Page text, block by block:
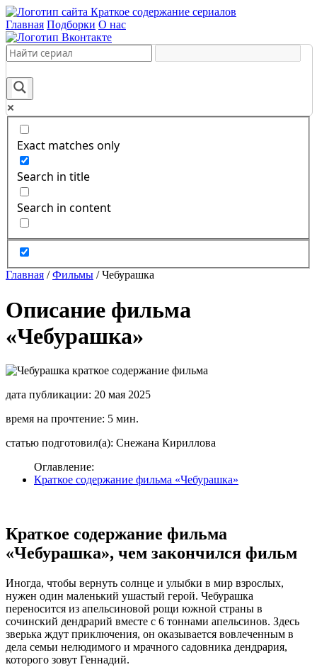
Краткое содержание сериалов
Главная Подборки О нас
Exact matches only
Search in title
Search in content
Главная /Фильмы /Чебурашка
Описание фильма
«Чебурашка»
дата публикации: 20 мая 2025
время на прочтение: 5 мин.
статью подготовил(а): Снежана Кириллова
Оглавление:
Краткое содержание фильма «Чебурашка»
Краткое содержание фильма
«Чебурашка», чем закончился фильм
Иногда, чтобы вернуть солнце и улыбки в мир взрослых,
нужен один маленький ушастый герой. Чебурашка
переносится из апельсиновой рощи южной страны в
сочинский дендрарий вместе с 6 тоннами апельсинов. Здесь
зверька ждут приключения, он оказывается вовлеченным в
дела семьи нелюдимого и мрачного садовника дендрария,
которого зовут Геннадий.